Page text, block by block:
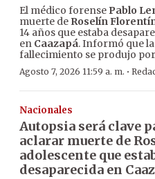
El médico forense Pablo
muerte de Roselín
14 años que estaba
en Caazapá. Informó que
fallecimiento se produjo
Agosto 7, 2026 11:59 a. m. ·
Nacionales
Autopsia será clave
aclarar muerte de
adolescente que
desaparecida en